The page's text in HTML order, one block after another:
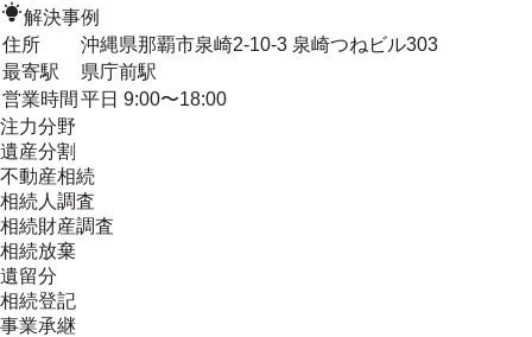
解決事例
住所
沖縄県那覇市泉崎2-10-3 泉崎つねビル303
最寄駅
県庁前駅
営業時間 平日 9:00〜18:00
注力分野
遺産分割
不動産相続
相続人調査
相続財産調査
相続放棄
遺留分
相続登記
事業承継